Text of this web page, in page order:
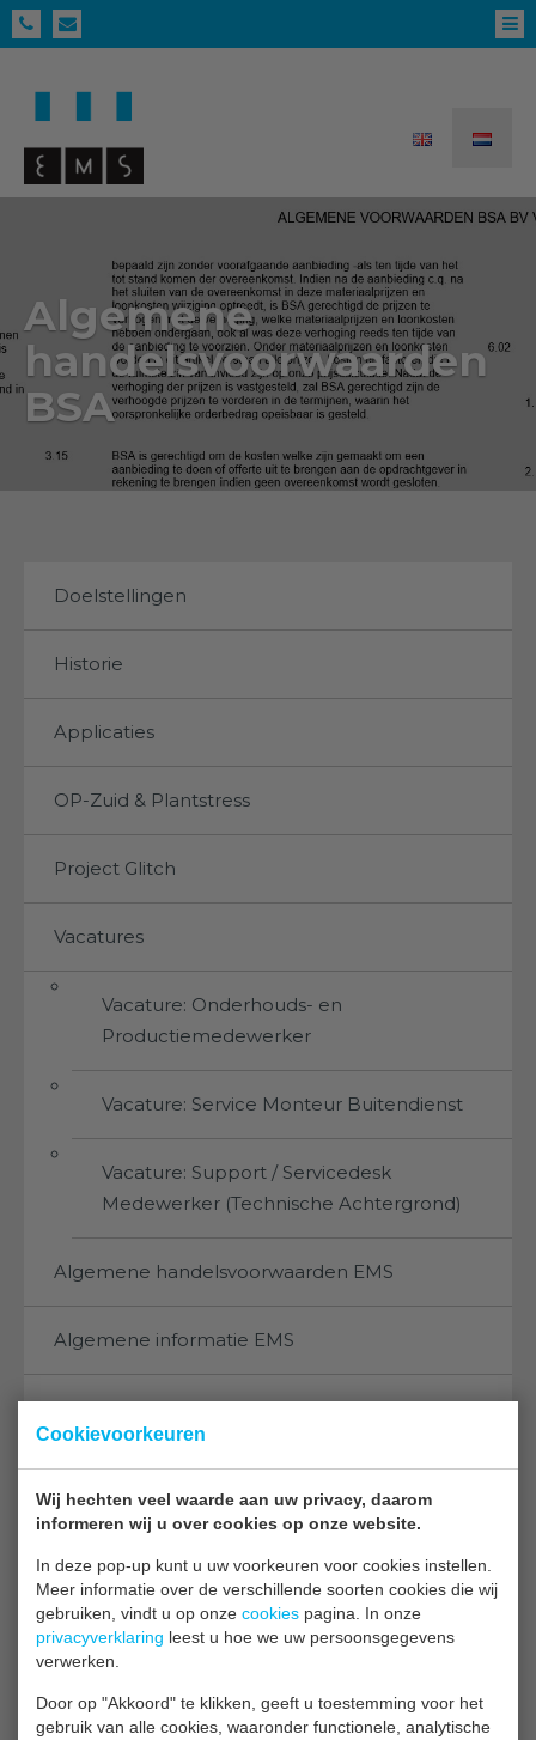
Cookievoorkeuren
Wij hechten veel waarde aan uw privacy, daarom
informeren wij u over cookies op onze website.
In deze pop-up kunt u uw voorkeuren voor cookies instellen.
Meer informatie over de verschillende soorten cookies die wij
gebruiken, vindt u op onze cookies pagina. In onze
privacyverklaring leest u hoe we uw persoonsgegevens
verwerken.
Door op "Akkoord" te klikken, geeft u toestemming voor het
gebruik van alle cookies, waaronder functionele, analytische
Algemene
handelsvoorwaarden
BSA
Doelstellingen
Historie
Applicaties
OP-Zuid & Plantstress
Project Glitch
Vacatures
Vacature: Onderhouds- en
Productiemedewerker
Vacature: Service Monteur Buitendienst
Vacature: Support / Servicedesk
Medewerker (Technische Achtergrond)
Algemene handelsvoorwaarden EMS
Algemene informatie EMS
Links
BSA B.V.
Algemene
handelsvoorwaarden BSA
Hier kunt u de geregistreerde algemene
handselvoorwaarden downloaden van BSA (IGTC) v0.5 die